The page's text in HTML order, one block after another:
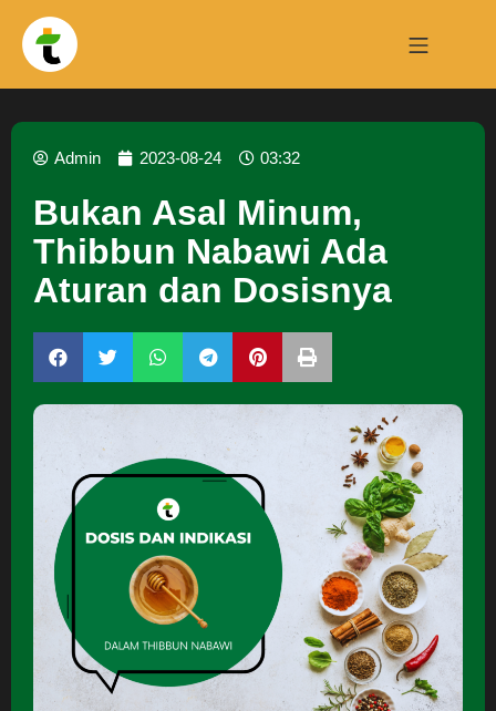
Admin 2023-08-24 03:32
Bukan Asal Minum,
Thibbun Nabawi Ada
Aturan dan Dosisnya